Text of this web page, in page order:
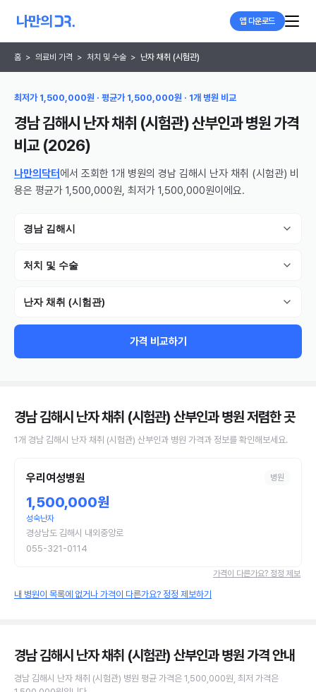
앱 다운로드
홈 > 의료비 가격 > 처치 및 수술 > 난자 채취 (시험관)
최저가 1,500,000원 · 평균가 1,500,000원 · 1개 병원 비교
경남 김해시 난자 채취 (시험관) 산부인과 병원가격
비교 (2026)
나만의닥터 에서 조회한 1개 병원의 경남 김해시 난자 채취 (시험관) 비
용은 평균가 1,500,000원, 최저가 1,500,000원이에요.
경남 김해시
처치 및 수술
난자 채취 (시험관)
가격 비교하기
경남 김해시 난자 채취 (시험관) 산부인과 병원저렴한 곳
1개 경남 김해시 난자 채취 (시험관) 산부인과 병원 가격과 정보를 확인해보세요.
우리여성병원 병원
1,500,000원
성숙난자
경상남도 김해시 내외중앙로
055-321-0114
가격이 다른가요? 정정 제보
내 병원이 목록에 없거나 가격이 다른가요? 정정 제보하기
경남 김해시 난자 채취 (시험관) 산부인과 병원가격 안내
경남 김해시 난자 채취 (시험관) 병원 평균 가격은 1,500,000원 , 최저 가격은